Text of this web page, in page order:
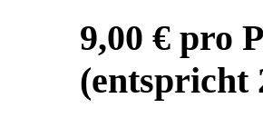
9,00 € pro
(entspricht